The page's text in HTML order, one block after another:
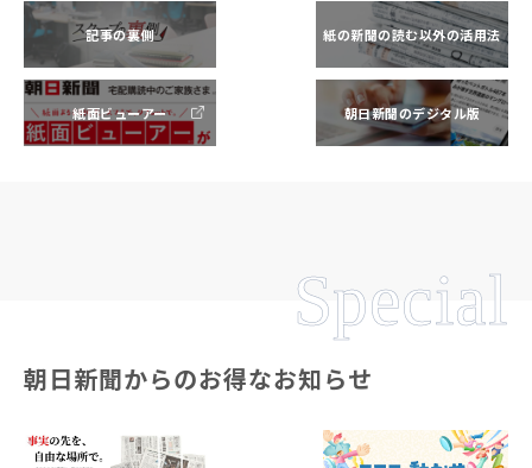
記事の裏側 紙の新聞の読む以外の活用法
紙面ビューアー 朝日新聞のデジタル版
Special
朝日新聞からのお得なお知らせ